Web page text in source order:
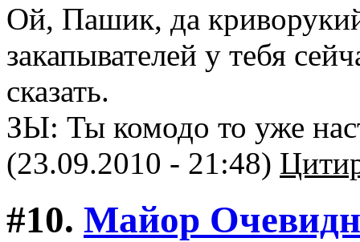
Ой, Пашик, да
закапывателей у тебя
сказать.
ЗЫ: Ты комодо то уже
(23.09.2010 - 21:48)
#10. Майор